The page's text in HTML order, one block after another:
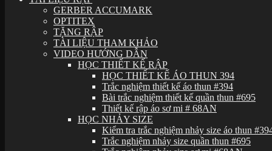
GERBER ACCUMARK
OPTITEX
TẶNG RẬP
TÀI LIỆU THAM KHẢO
VIDEO HƯỚNG DẪN
HỌC THIẾT KẾ RẬP
HỌC THIẾT KẾ ÁO THUN 394
Trắc nghiệm thiết kế áo thun #394
Bài trắc nghiệm thiết kế quần thun #695
Thiết kế rập áo sơ mi # 68AN
HỌC NHẢY SIZE
Kiểm tra trắc nghiệm nhảy size áo thun
Trắc nghiệm nhảy size quần thun #695